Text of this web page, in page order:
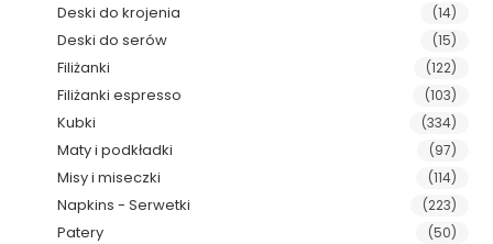
Deski do krojenia (14)
Deski do serów (15)
Filiżanki (122)
Filiżanki espresso (103)
Kubki (334)
Maty i podkładki (97)
Misy i miseczki (114)
Napkins - Serwetki (223)
Patery (50)